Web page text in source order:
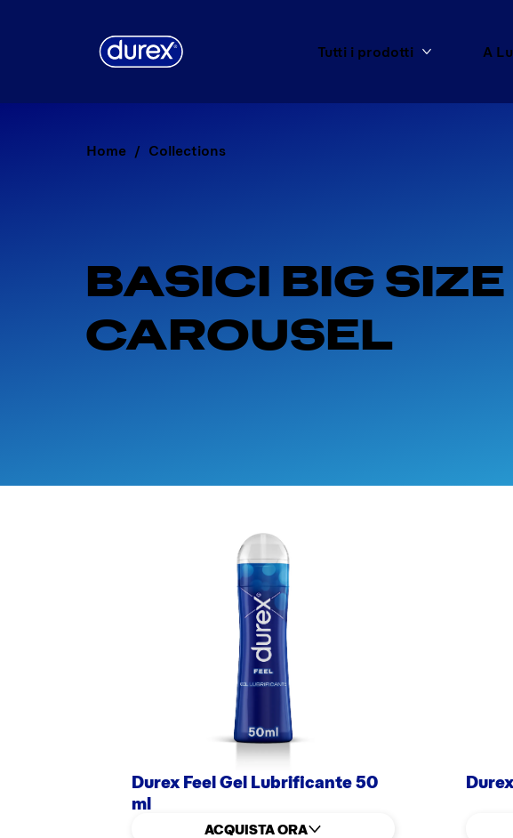
Tutti i prodotti Mostra diA
Home Collections
BASICI BIG SIZE
CAROUSEL
Durex Feel Gel Lubrificante 50
ml
ACQUISTA ORA